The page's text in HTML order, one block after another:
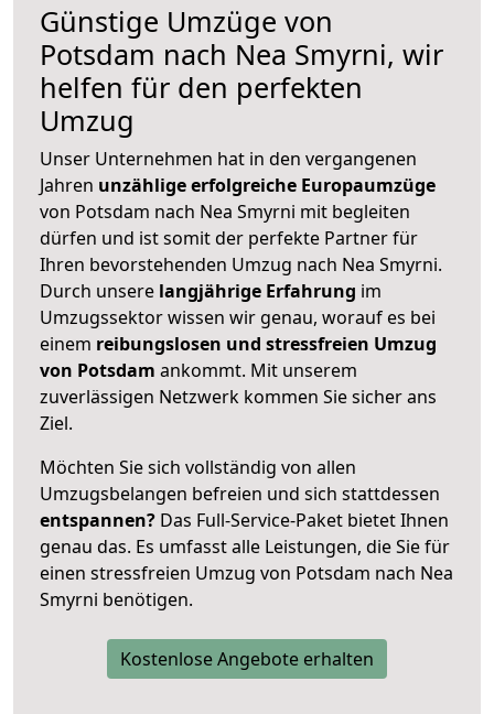
Günstige Umzüge von
Potsdam nach Nea Smyrni, wir
helfen für den perfekten
Umzug
Unser Unternehmen hat in den vergangenen
Jahren unzählige erfolgreiche Europaumzüge
von Potsdam nach Nea Smyrni mit begleiten
dürfen und ist somit der perfekte Partner für
Ihren bevorstehenden Umzug nach Nea Smyrni.
Durch unsere langjährige Erfahrung im
Umzugssektor wissen wir genau, worauf es bei
einem reibungslosen und stressfreien Umzug
von Potsdam ankommt. Mit unserem
zuverlässigen Netzwerk kommen Sie sicher ans
Ziel.
Möchten Sie sich vollständig von allen
Umzugsbelangen befreien und sich stattdessen
entspannen? Das Full-Service-Paket bietet Ihnen
genau das. Es umfasst alle Leistungen, die Sie für
einen stressfreien Umzug von Potsdam nach Nea
Smyrni benötigen.
Kostenlose Angebote erhalten